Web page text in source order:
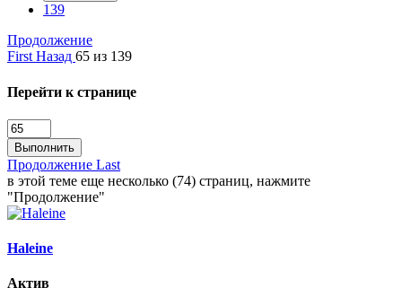
139
Продолжение
First Назад 65 из 139
Перейти к странице
Выполнить
Продолжение Last
в этой теме еще несколько (74) страниц, нажмите
"Продолжение"
Haleine
Актив